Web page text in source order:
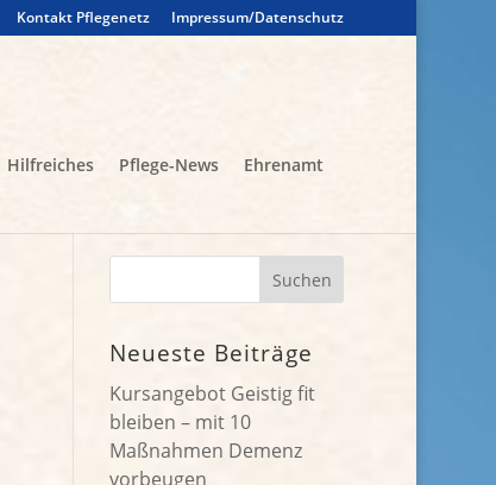
Kontakt Pflegenetz Impressum/Datenschutz
Hilfreiches Pflege-News
Ehrenamt
Neueste Beiträge
Kursangebot Geistig fit
bleiben – mit 10
Maßnahmen Demenz
vorbeugen